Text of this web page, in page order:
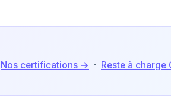
Nos certifications → · Reste à charge